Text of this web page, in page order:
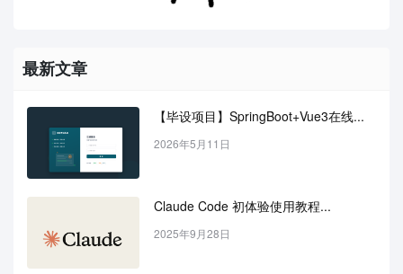
最新文章
【毕设项目】SpringBoot+Vue3在线...
2026年5月11日
Claude Code 初体验使用教程...
2025年9月28日